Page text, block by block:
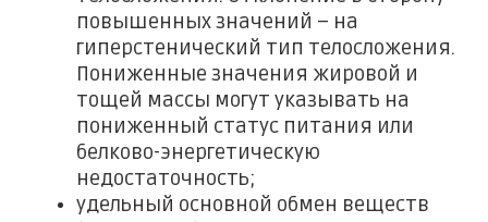
повышенных значений – на
гиперстенический тип телосложения.
Пониженные значения жировой и
тощей массы могут указывать на
пониженный статус питания или
белково-энергетическую
недостаточность;
удельный основной обмен веществ